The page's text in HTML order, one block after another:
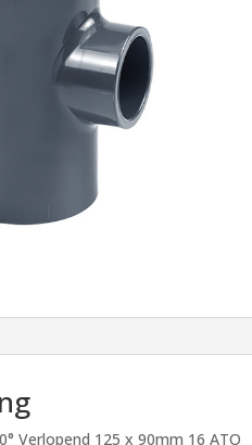
Verlopend 125 x 90mm 16 ATO